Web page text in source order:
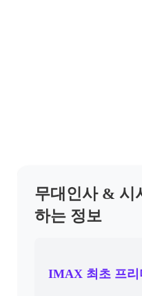
무대인사 & 시
하는 정보
IMAX 최초 프리